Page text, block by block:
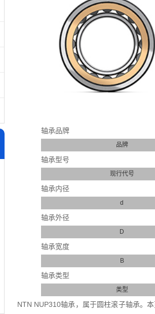
轴承品牌
品牌
轴承型号
现行代号
轴承内径
d
轴承外径
D
轴承宽度
B
轴承类型
类型
NTN NUP310轴承，属于圆柱滚子轴承。